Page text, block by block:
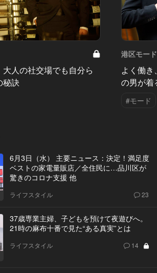
人の社交場でも自分ら
秘訣
港区モー
よく働
の男が着
#モード
6月3日（水） 主要ニュース：決定！満足度
ベストの家電量販店／全住民に…品川区が
驚きのコロナ支援 他
ライフスタイル 23
37歳専業主婦、子どもを預けて夜遊びへ。
21時の麻布十番で見た“ある真実”とは
ライフスタイル 14